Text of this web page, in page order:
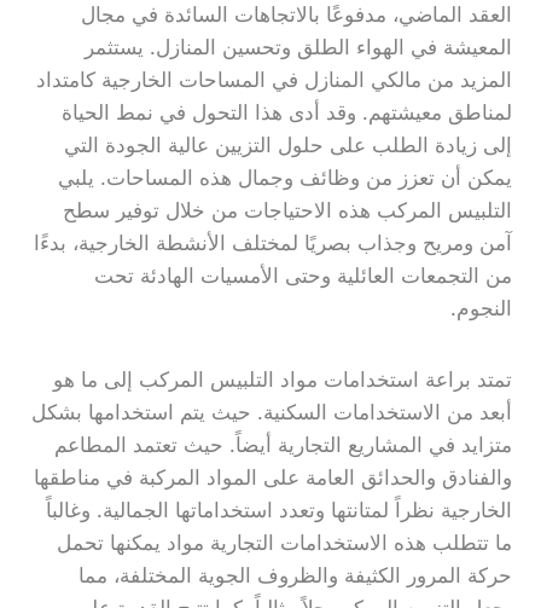
العقد الماضي، مدفوعًا بالاتجاهات السائدة في مجال
المعيشة في الهواء الطلق وتحسين المنازل. يستثمر
المزيد من مالكي المنازل في المساحات الخارجية كامتداد
لمناطق معيشتهم. وقد أدى هذا التحول في نمط الحياة
إلى زيادة الطلب على حلول التزيين عالية الجودة التي
يمكن أن تعزز من وظائف وجمال هذه المساحات. يلبي
التلبيس المركب هذه الاحتياجات من خلال توفير سطح
آمن ومريح وجذاب بصريًا لمختلف الأنشطة الخارجية، بدءًا
من التجمعات العائلية وحتى الأمسيات الهادئة تحت
النجوم.
تمتد براعة استخدامات مواد التلبيس المركب إلى ما هو
أبعد من الاستخدامات السكنية. حيث يتم استخدامها بشكل
متزايد في المشاريع التجارية أيضاً. حيث تعتمد المطاعم
والفنادق والحدائق العامة على المواد المركبة في مناطقها
الخارجية نظراً لمتانتها وتعدد استخداماتها الجمالية. وغالباً
ما تتطلب هذه الاستخدامات التجارية مواد يمكنها تحمل
حركة المرور الكثيفة والظروف الجوية المختلفة، مما